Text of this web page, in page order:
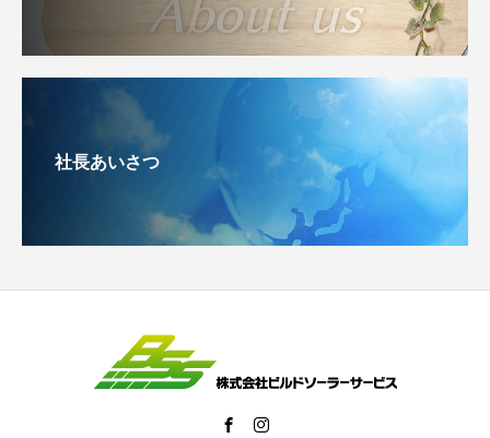
社長あいさつ